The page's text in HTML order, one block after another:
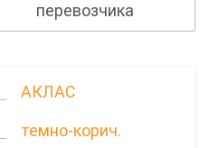
перевозчика
АКЛАС
темно-корич.